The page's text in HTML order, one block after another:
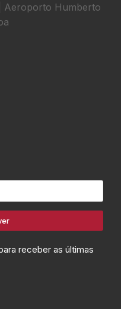
Aeroporto Humberto
receber as últimas